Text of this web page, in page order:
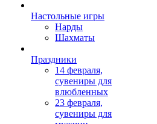
Настольные игры
Нарды
Шахматы
Праздники
14 февраля,
сувениры для
влюбленных
23 февраля,
сувениры для